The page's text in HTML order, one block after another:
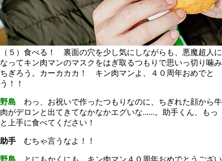
（５）食べる！ 裏面の穴を少し気にしながらも、悪魔超人に
なってキン肉マンのマスクをはぎ取るつもりで思いっ切り噛み
ちぎろう。カーカカカ！ キン肉マンよ、４０周年おめでと
う！！
野島 わっ、お祝いで作ったつもりなのに、ちぎれた顔から牛
肉がデロンと出てきてなかなかエグいな......。助手くん、もっ
と上手に食べてください！
助手 むちゃ言うなよ！！
野島 とにもかくにも、キン肉マン４０周年おめでとうござい